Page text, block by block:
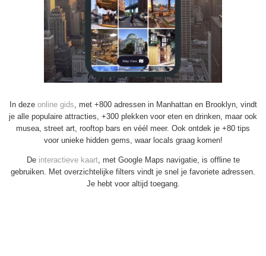
In deze online gids , met +800 adressen in Manhattan en Brooklyn, vindt
je alle populaire attracties, +300 plekken voor eten en drinken, maar ook
musea, street art, rooftop bars en véél meer. Ook ontdek je +80 tips
voor unieke hidden gems, waar locals graag komen!
De interactieve kaart, met Google Maps navigatie, is offline te
gebruiken. Met overzichtelijke filters vindt je snel je favoriete adressen.
Je hebt voor altijd toegang.